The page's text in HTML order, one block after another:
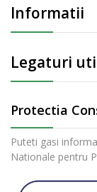
Informatii
Legaturi
Protectia
Puteti gasi
Nationale pentru